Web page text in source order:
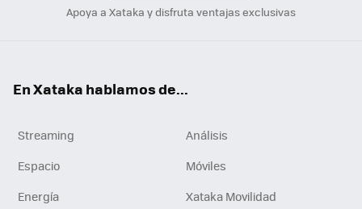
Apoya a Xataka y disfruta ventajas exclusivas
En Xataka hablamos de...
Streaming
Análisis
Espacio
Móviles
Energía
Xataka Movilidad